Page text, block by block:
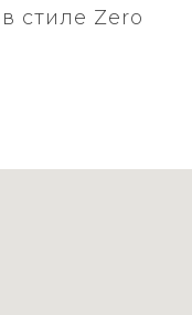
стиле Zero